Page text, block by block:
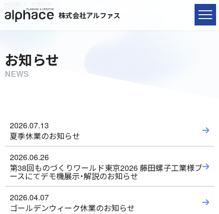
株式会社アルファス
HOME
会社情報
採用情報
お知らせ
お問い合わせ
お知らせ
NEWS
2026.07.13
夏季休業のお知らせ
2026.06.26
第38回ものづくりワールド東京2026 藤田螺子工業様ブ
ースにてデモ機展示・解説のお知らせ
2026.04.07
ゴールデンウィーク休業のお知らせ